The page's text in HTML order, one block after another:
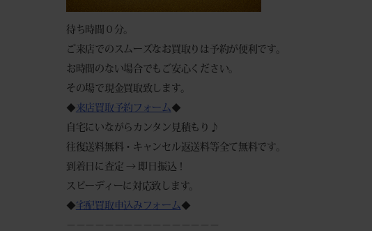
待ち時間０分。
ご来店でのスムーズなお買取りは予約が便利です。
お時間のない場合でもご安心ください。
その場で現金買取致します。
◆ 来店買取予約フォーム ◆
自宅にいながらカンタン見積もり♪
往復送料無料・キャンセル返送料等全て無料です。
到着日に査定 → 即日振込！
スピーディーに対応致します。
◆宅配買取申込みフォーム ◆
－－－－－－－－－－－－－－－－